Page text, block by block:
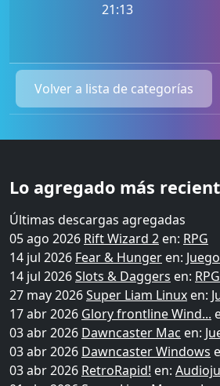
21:13
Volver a lista de categorías
Lo agregado más
Últimas descargas agregadas
05 ago 2026 Rift Wizard 2 en: RPG
14 jul 2026 Fear & Hunger en:
14 jul 2026Slots & Daggers en: RPG
27 may 2026Super Liam Linux en:
17 abr 2026 Glory frontline Wind...
03 abr 2026 Dawncaster Mac en:
03 abr 2026 Dawncaster Windows
03 abr 2026 RetroRapid! en: